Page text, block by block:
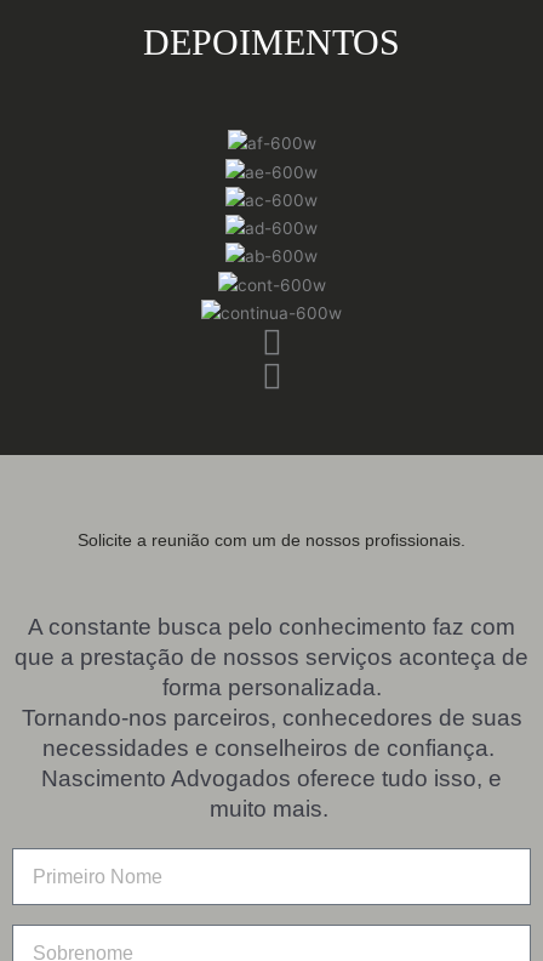
DEPOIMENTOS
Solicite a reunião com um de nossos profissionais.
A constante busca pelo conhecimento faz com
que a prestação de nossos serviços aconteça de
forma personalizada.
Tornando-nos parceiros, conhecedores de suas
necessidades e conselheiros de confiança.
Nascimento Advogados oferece tudo isso, e
muito mais.